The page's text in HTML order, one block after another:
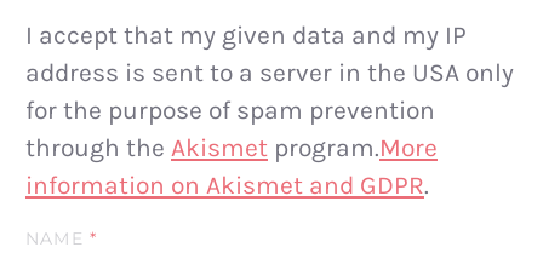
I accept that my given data and my IP
address is sent to a server in the USA only
for the purpose of spam prevention
through the Akismet program.More
information on Akismet and GDPR.
NAME*